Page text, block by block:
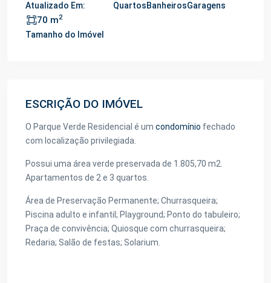
Atualizado Em:
QuartosBanheirosGaragens
70 m2
Tamanho do Imóvel
ESCRIÇÃO DO IMÓVEL
O Parque Verde Residencial é um condomínio fechado
com localização privilegiada.
Possui uma área verde preservada de 1 805,70 m2.
Apartamentos de 2 e 3 quartos.
Área de Preservação Permanente; Churrasqueira;
Piscina adulto e infantil; Playground; Ponto do tabuleiro;
Praça de convivência; Quiosque com churrasqueira;
Redaria; Salão de festas; Solarium.